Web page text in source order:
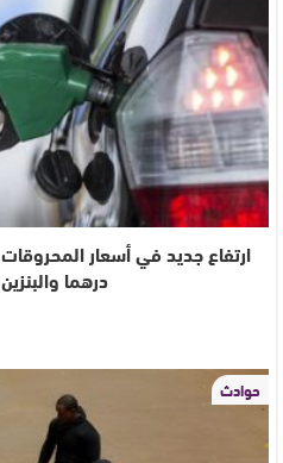
درهما والبنزين 15 درهما
حوادث